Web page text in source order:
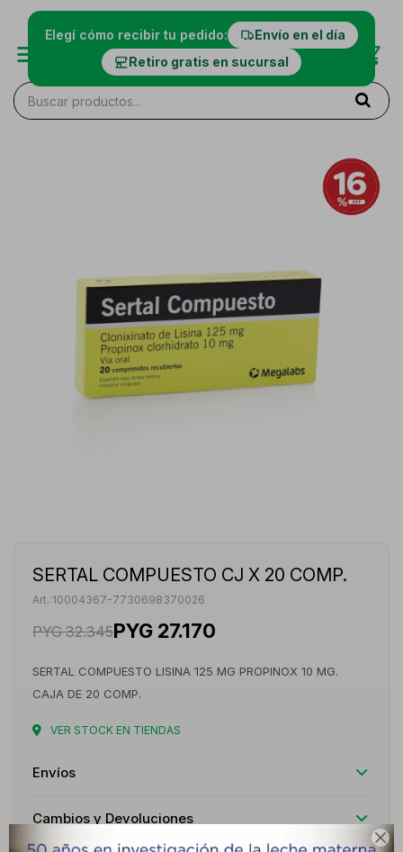

Elegí cómo recibir tu pedido:
Envío en el día
Retiro gratis en sucursal
SERTAL COMPUESTO CJ X 20 COMP.
10004367-7730698370026
PYG 32.345PYG 27.170
SERTAL COMPUESTO LISINA 125 MG PROPINOX 10 MG.
CAJA DE 20 COMP.
VER STOCK EN TIENDAS
Envíos
Cambios y Devoluciones